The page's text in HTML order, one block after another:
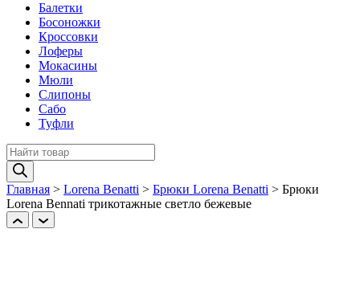
Балетки
Босоножки
Кроссовки
Лоферы
Мокасины
Мюли
Слипоны
Сабо
Туфли
Поиск
товаров
Главная > Lorena Benatti > Брюки Lorena Benatti > Брюки
Lorena Bennati трикотажные светло бежевые